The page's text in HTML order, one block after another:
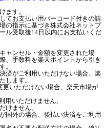
ます。
てお支払い用バーコード付きの請
の指示に基づき株式会社ネットプ
ル受取後14日以内にお支払いくだ
ャンセル・金額を変更された場
、手数料を楽天ポイントから引き
。
済がご利用いただけない場合、楽
します。
いただけない場合、楽天市場が
用いただけません。
けません。
国外の場合、後払い決済をご利用